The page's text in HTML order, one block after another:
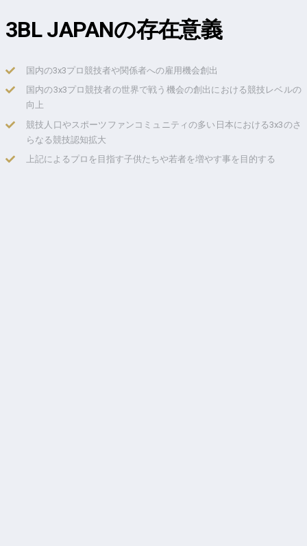
3BL JAPANの存在意義
国内の3x3プロ競技者や関係者への雇用機会創出
国内の3x3プロ競技者の世界で戦う機会の創出における競技レベルの
向上
競技人口やスポーツファンコミュニティの多い日本における3x3のさ
らなる競技認知拡大
上記によるプロを目指す子供たちや若者を増やす事を目的する